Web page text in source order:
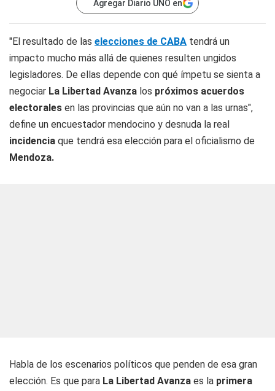
Agregar Diario UNO en
"El resultado de las elecciones de CABA tendrá un
impacto mucho más allá de quienes resulten ungidos
legisladores. De ellas depende con qué ímpetu se sienta a
negociar La Libertad Avanza los próximos acuerdos
electorales en las provincias que aún no van a las urnas",
define un encuestador mendocino y desnuda la real
incidencia que tendrá esa elección para el oficialismo de
Mendoza.
Habla de los escenarios políticos que penden de esa gran
elección. Es que para La Libertad Avanza es la primera